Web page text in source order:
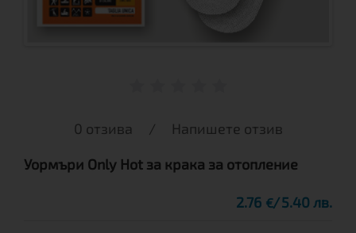
0 отзива / Напишете отзив
Уормъри Only Hot за крака за отопление
2.76 € 5.40 лв.